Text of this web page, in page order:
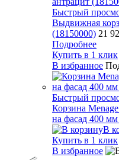
Быстрый
Выдвижная
(18150000) 21
Подробнее
Купить в 1 клик
В избранное
Быстрый
Корзина
на фасад 400
В
Купить в 1 клик
В избранное